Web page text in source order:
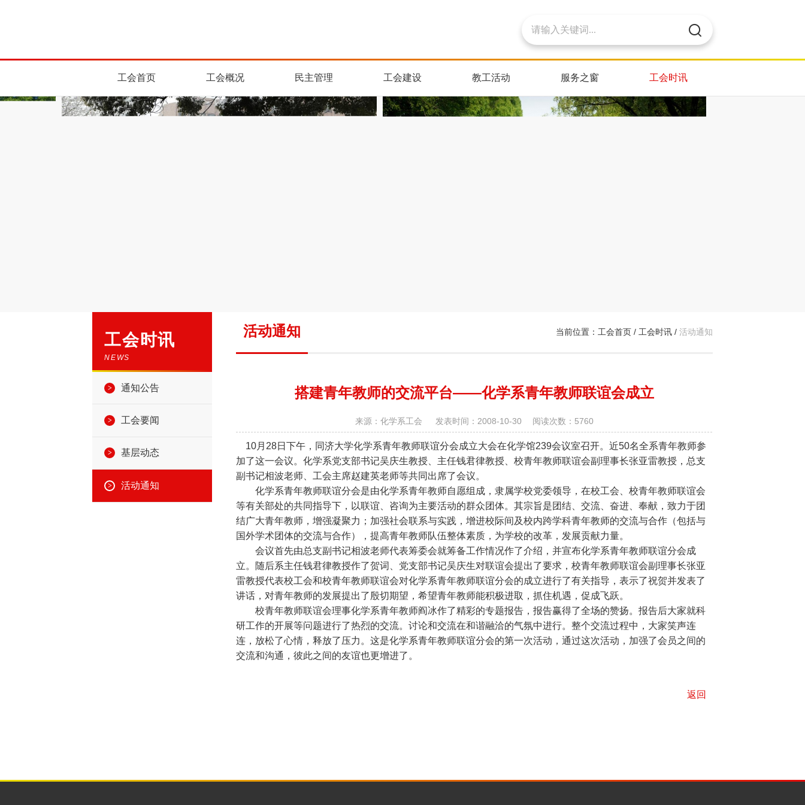
工会首页 工会概况 民主管理 工会建设 教工活动 服务之窗 工会时讯
工会时讯
NEWS
通知公告
工会要闻
基层动态
活动通知
活动通知 当前位置： 工会首页/ 工会时讯/ 活动通知
搭建青年教师的交流平台——化学系青年教师联谊会成立
来源：化学系工会 发表时间：2008-10-30 阅读次数：5760
10月28日下午，同济大学化学系青年教师联谊分会成立大会在化学馆239会议室召开。近50名全系青年教师参
加了这一会议。化学系党支部书记吴庆生教授、主任钱君律教授、校青年教师联谊会副理事长张亚雷教授，总支
副书记相波老师、工会主席赵建英老师等共同出席了会议。
化学系青年教师联谊分会是由化学系青年教师自愿组成，隶属学校党委领导，在校工会、校青年教师联谊会
等有关部处的共同指导下，以联谊、咨询为主要活动的群众团体。其宗旨是团结、交流、奋进、奉献，致力于团
结广大青年教师，增强凝聚力；加强社会联系与实践，增进校际间及校内跨学科青年教师的交流与合作（包括与
国外学术团体的交流与合作），提高青年教师队伍整体素质，为学校的改革，发展贡献力量。
会议首先由总支副书记相波老师代表筹委会就筹备工作情况作了介绍，并宣布化学系青年教师联谊分会成
立。随后系主任钱君律教授作了贺词、党支部书记吴庆生对联谊会提出了要求，校青年教师联谊会副理事长张亚
雷教授代表校工会和校青年教师联谊会对化学系青年教师联谊分会的成立进行了有关指导，表示了祝贺并发表了
讲话，对青年教师的发展提出了殷切期望，希望青年教师能积极进取，抓住机遇，促成飞跃。
校青年教师联谊会理事化学系青年教师阎冰作了精彩的专题报告，报告赢得了全场的赞扬。报告后大家就科
研工作的开展等问题进行了热烈的交流。讨论和交流在和谐融洽的气氛中进行。整个交流过程中，大家笑声连
连，放松了心情，释放了压力。这是化学系青年教师联谊分会的第一次活动，通过这次活动，加强了会员之间的
交流和沟通，彼此之间的友谊也更增进了。
返回